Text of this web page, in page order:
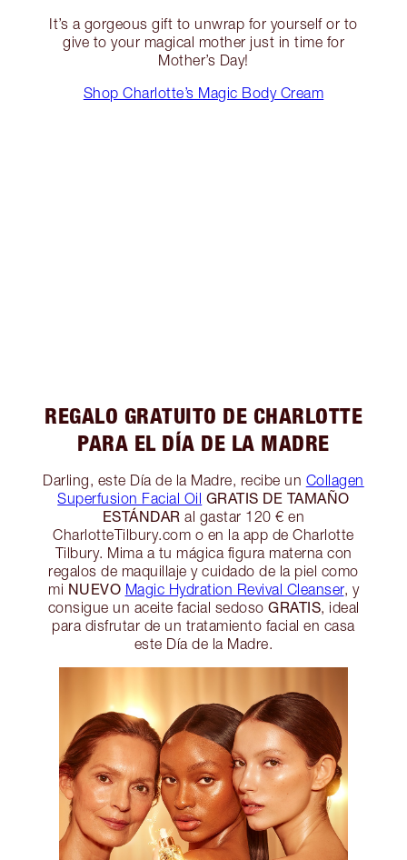
It’s a gorgeous gift to unwrap for yourself or to
give to your magical mother just in time for
Mother’s Day!
Shop Charlotte’s Magic Body Cream
REGALO GRATUITO DE CHARLOTTE
PARA EL DÍA DE LA MADRE
Darling, este Día de la Madre, recibe un Collagen
Superfusion Facial Oil GRATIS DE TAMAÑO
ESTÁNDAR al gastar 120 € en
CharlotteTilbury.com o en la app de Charlotte
Tilbury. Mima a tu mágica figura materna con
regalos de maquillaje y cuidado de la piel como
mi NUEVO Magic Hydration Revival Cleanser, y
consigue un aceite facial sedoso GRATIS, ideal
para disfrutar de un tratamiento facial en casa
este Día de la Madre.